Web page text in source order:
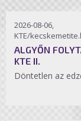
2026-08-06,
KTE/
ALGYŐN
KTE II.
Döntetlen az